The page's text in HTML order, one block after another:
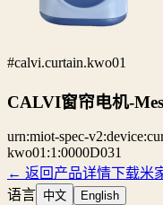
#calvi.curtain.kwo01
CALVI窗帘电机-
urn:miot-spec-
kwo01:1:0000D031
← 返回产品详情下载米
语言 中文 English